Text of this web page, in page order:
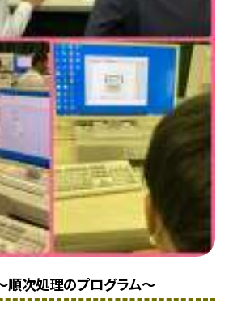
順次処理のプログラム〜